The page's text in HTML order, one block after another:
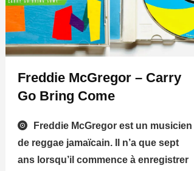
Freddie McGregor – Carry
Go Bring Come
Freddie McGregor est un musicien
de reggae jamaïcain. Il n’a que sept
ans lorsqu’il commence à enregistrer